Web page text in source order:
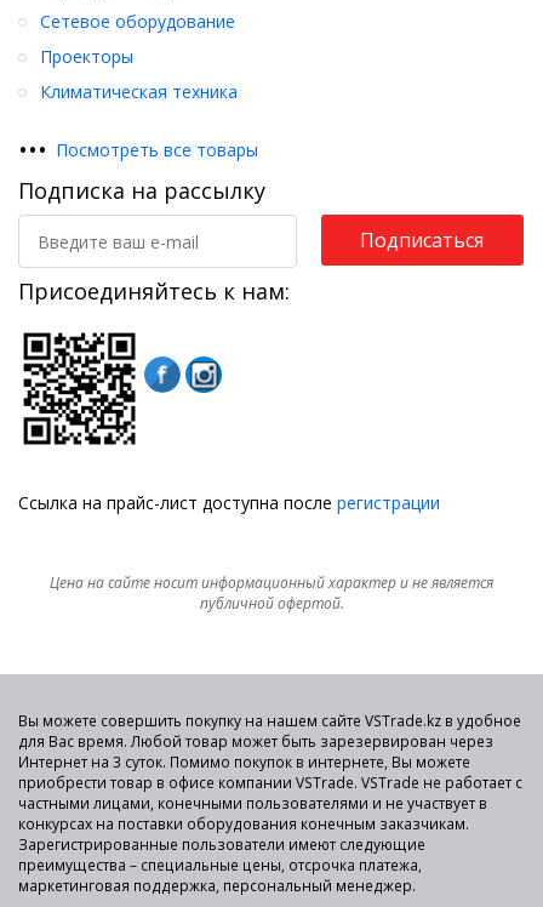
Сетевое оборудование
Проекторы
Климатическая техника
••• Посмотреть все товары
Подписка на рассылку
Подписаться
Присоединяйтесь к нам:
Ссылка на прайс-лист доступна после регистрации
Цена на сайте носит информационный характер и не является
публичной офертой.
Вы можете совершить покупку на нашем сайте VSTrade.kz в удобное
для Вас время. Любой товар может быть зарезервирован через
Интернет на 3 суток. Помимо покупок в интернете, Вы можете
приобрести товар в офисе компании VSTrade. VSTrade не работает с
частными лицами, конечными пользователями и не участвует в
конкурсах на поставки оборудования конечным заказчикам.
Зарегистрированные пользователи имеют следующие
преимущества – специальные цены, отсрочка платежа,
маркетинговая поддержка, персональный менеджер.